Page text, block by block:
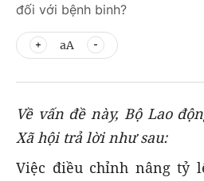
đối với bệnh binh?
aA
Về vấn đề này, Bộ Lao
Xã hội trả lời như sau:
Việc điều chỉnh nâng tỷ